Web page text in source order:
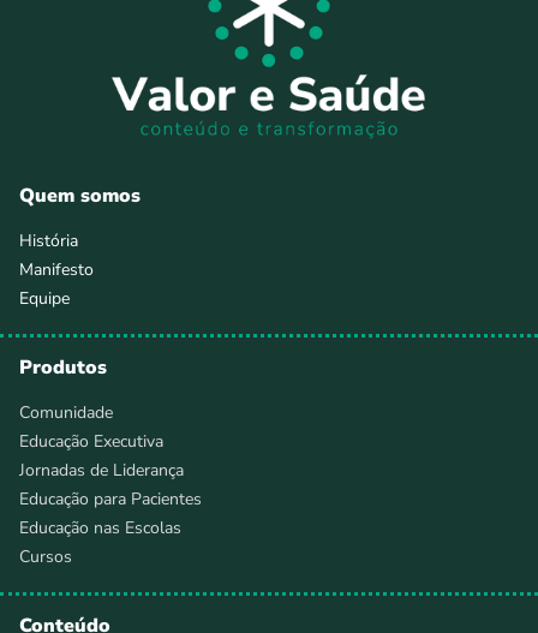
Quem somos
História
Manifesto
Equipe
Produtos
Comunidade
Educação Executiva
Jornadas de Liderança
Educação para Pacientes
Educação nas Escolas
Cursos
Conteúdo